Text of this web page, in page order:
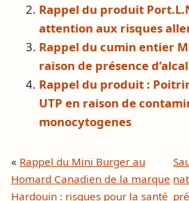
Rappel du produit
attention aux risques
Rappel du cumin entier
raison de présence
Rappel du produit :
UTP en raison de
monocytogenes
« Rappel du Mini Burger au
Homard Canadien de la marque
Hardouin : risques pour la santé